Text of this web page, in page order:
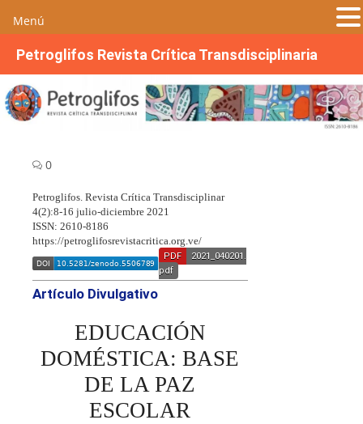
Petroglifos Revista Crítica Transdisciplinaria
0
Petroglifos. Revista Crítica Transdisciplinar
4(2):8-16 julio-diciembre 2021
ISSN: 2610-8186
https://petroglifosrevistacritica.org.ve/
PDF
2021_040201.
pdf
Artículo Divulgativo
EDUCACIÓN
DOMÉSTICA: BASE
DE LA PAZ
ESCOLAR
Menú